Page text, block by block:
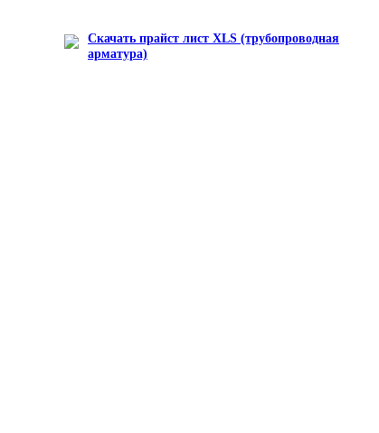
Скачать прайст лист XLS (трубопроводная
арматура)